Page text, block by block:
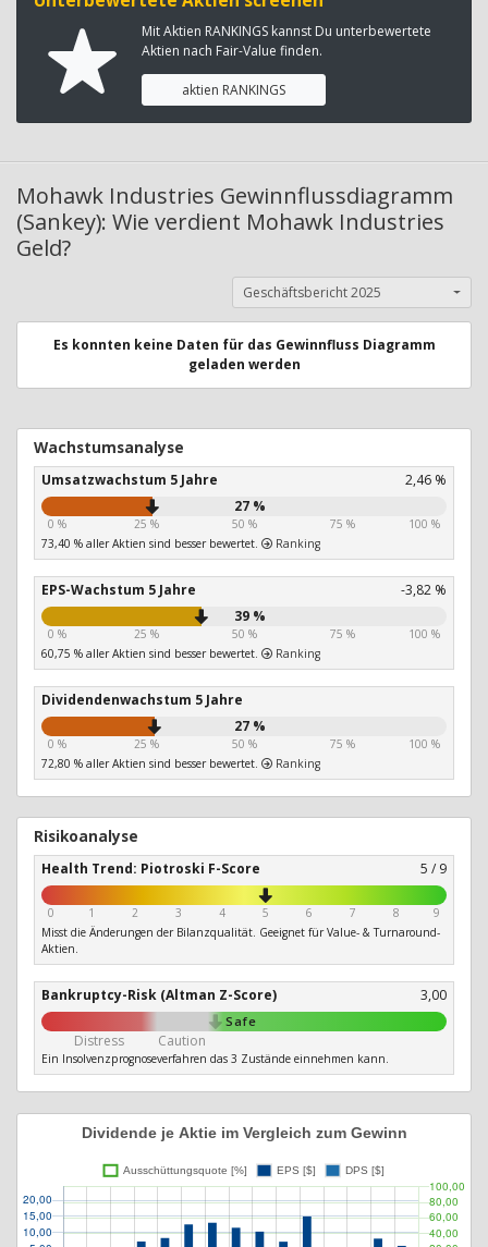
Mit Aktien RANKINGS kannst Du unterbewertete
Aktien nach Fair-Value finden.
aktien RANKINGS
Mohawk Industries Gewinnflussdiagramm
(Sankey): Wie verdient Mohawk Industries
Geld?
Geschäftsbericht 2025
Es konnten keine Daten für das Gewinnfluss Diagramm
geladen werden
Wachstumsanalyse
Umsatzwachstum 5 Jahre
2,46 %
27 %
0 % 25 % 50 % 75 %
100 %
73,40 % aller Aktien sind besser bewertet.
Ranking
EPS-Wachstum 5 Jahre
-3,82 %
39 %
0 % 25 % 50 % 75 %
100 %
60,75 % aller Aktien sind besser bewertet.
Ranking
Dividendenwachstum 5 Jahre
27 %
0 % 25 % 50 % 75 %
100 %
72,80 % aller Aktien sind besser bewertet.
Ranking
Risikoanalyse
Health Trend: Piotroski F-Score 5 / 9
0 1 2 3 4 5 6 7 8
9
Misst die Änderungen der Bilanzqualität. Geeignet für Value- & Turnaround-
Aktien.
Bankruptcy-Risk (Altman Z-Score) 3,00
Safe
Distress Caution
Ein Insolvenzprognoseverfahren das 3 Zustände einnehmen kann.